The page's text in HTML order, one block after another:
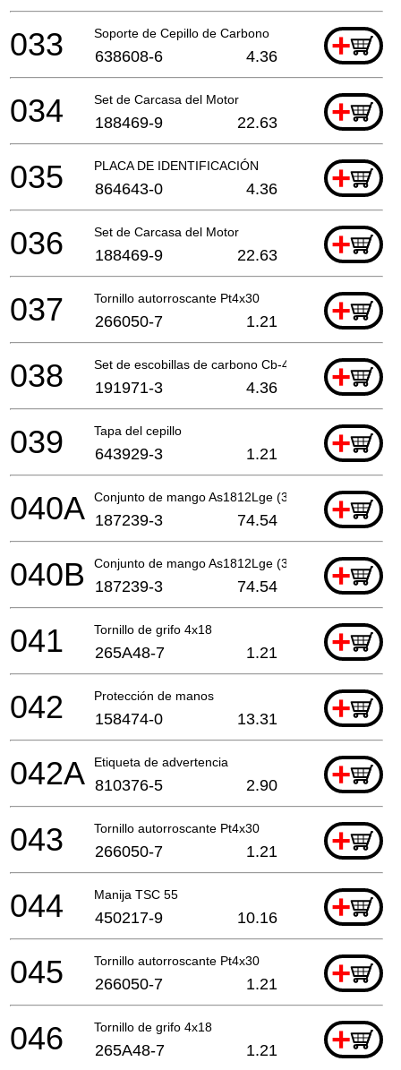
Soporte de Cepillo de Carbono +
033 638608-6 4.36
Set de Carcasa del Motor +
034 188469-9 22.63
PLACA DE IDENTIFICACIÓN +
035 864643-0 4.36
Set de Carcasa del Motor +
036 188469-9 22.63
Tornillo autorroscante Pt4x30 +
037 266050-7 1.21
Set de escobillas de carbono Cb-430 +
038 191971-3 4.36
Tapa del cepillo +
039 643929-3 1.21
Conjunto de mango As1812Lge (3 Con.)A+
040A 187239-3 74.54
Conjunto de mango As1812Lge (3 Con.)A+
040B 187239-3 74.54
Tornillo de grifo 4x18 +
041 265A48-7 1.21
Protección de manos +
042 158474-0 13.31
Etiqueta de advertencia +
042A 810376-5 2.90
Tornillo autorroscante Pt4x30 +
043 266050-7 1.21
Manija TSC 55 +
044 450217-9 10.16
Tornillo autorroscante Pt4x30 +
045 266050-7 1.21
Tornillo de grifo 4x18 +
046 265A48-7 1.21